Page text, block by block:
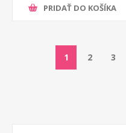
PRIDAŤ DO KOŠÍKA
1 2 3